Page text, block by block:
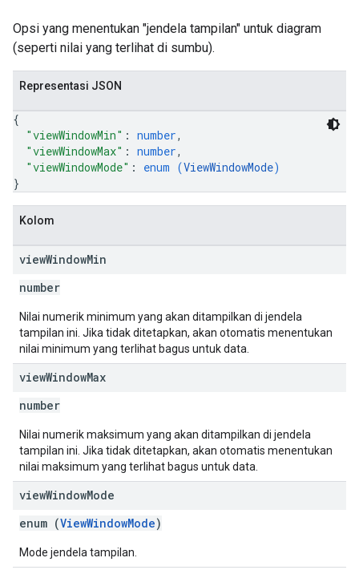
Opsi yang menentukan "jendela tampilan" untuk diagram
(seperti nilai yang terlihat di sumbu).
Representasi JSON
{
"viewWindowMin" : number,
"viewWindowMax" : number,
"viewWindowMode" : enum (ViewWindowMode)
}
Kolom
viewWindowMin
number
Nilai numerik minimum yang akan ditampilkan di jendela
tampilan ini. Jika tidak ditetapkan, akan otomatis menentukan
nilai minimum yang terlihat bagus untuk data.
viewWindowMax
number
Nilai numerik maksimum yang akan ditampilkan di jendela
tampilan ini. Jika tidak ditetapkan, akan otomatis menentukan
nilai maksimum yang terlihat bagus untuk data.
viewWindowMode
enum (ViewWindowMode)
Mode jendela tampilan.